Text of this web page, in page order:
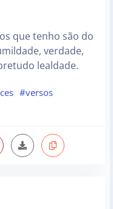
que tenho são do
verdade,
lealdade.
#versos